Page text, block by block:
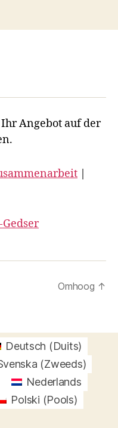
Angebot auf der
|
Omhoog ↑
Deutsch (Duits)
(Zweeds)
Nederlands
Polski (Pools)